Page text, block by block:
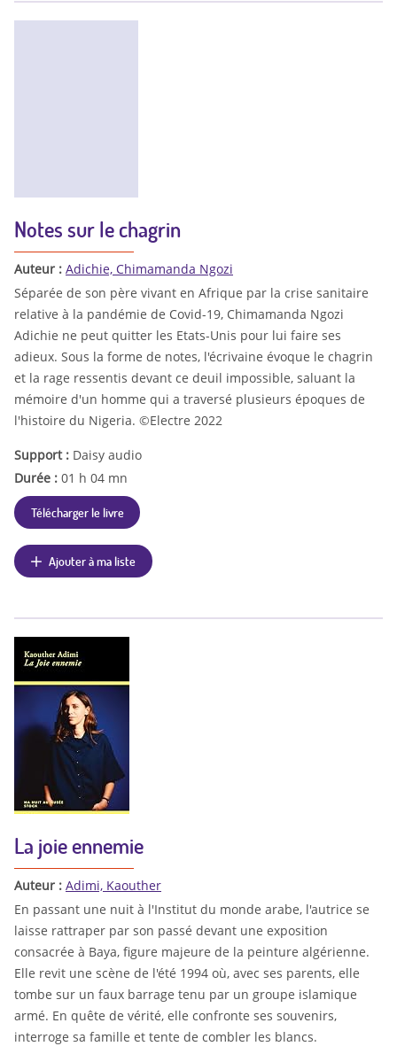
Notes sur le chagrin
Auteur : Adichie, Chimamanda Ngozi
Séparée de son père vivant en Afrique par la crise sanitaire
relative à la pandémie de Covid-19, Chimamanda Ngozi
Adichie ne peut quitter les Etats-Unis pour lui faire ses
adieux. Sous la forme de notes, l'écrivaine évoque le chagrin
et la rage ressentis devant ce deuil impossible, saluant la
mémoire d'un homme qui a traversé plusieurs époques de
l'histoire du Nigeria. ©Electre 2022
Support : Daisy audio
Durée : 01 h 04 mn
Télécharger le livre
Ajouter à ma liste
La joie ennemie
Auteur : Adimi, Kaouther
En passant une nuit à l'Institut du monde arabe, l'autrice se
laisse rattraper par son passé devant une exposition
consacrée à Baya, figure majeure de la peinture algérienne.
Elle revit une scène de l'été 1994 où, avec ses parents, elle
tombe sur un faux barrage tenu par un groupe islamique
armé. En quête de vérité, elle confronte ses souvenirs,
interroge sa famille et tente de combler les blancs.